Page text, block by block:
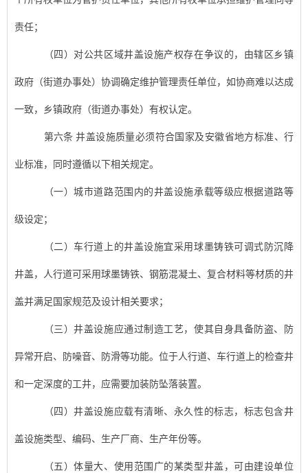
责任；
（四）对公共区域井盖设施产权存在争议的，由辖区乡镇
政府（街道办事处）协调确定维护管理责任单位，如协商难以达成
一致，乡镇政府（街道办事处）有权认定。
第六条 井盖设施质量必须符合国家及安徽省地方标准、行
业标准，同时遵循以下相关规定。
（一）城市道路范围内的井盖设施承载等级应根据道路等
级设定；
（二）车行道上的井盖设施宜采用球墨铸铁可调式防沉降
井盖，人行道可采用球墨铸铁、钢筋混凝土、复合材料等材质的井
盖并满足国家规范及设计相关要求；
（三）井盖设施应通过制造工艺，使其自身具备防盗、防
异常开启、防噪音、防滑等功能。 位于人行道、车行道上的检查井
和一定深度的工井，应需要加装防坠落装置。
（四）井盖设施应载有清晰、永久性的标志，标志包含井
盖设施类型、编码、生产厂商、生产年份等。
（五）体量大、使用范围广的某类型井盖，可由建设单位